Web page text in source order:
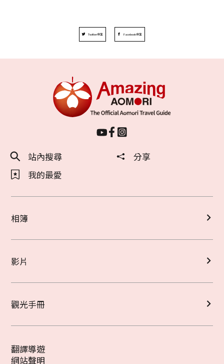
Twitter分享 Facebook分享
站內搜尋
分享
我的最愛
相簿
影片
觀光手冊
翻譯導遊
網站聲明